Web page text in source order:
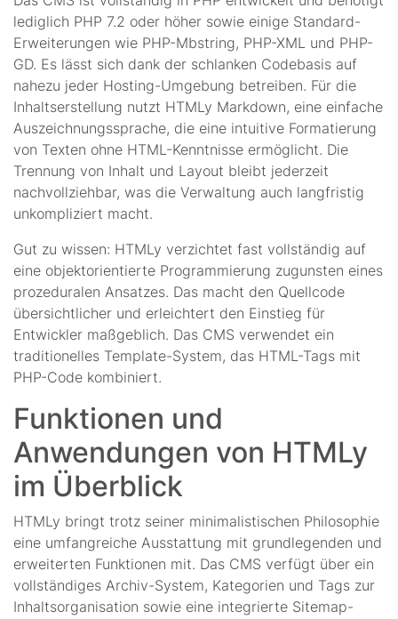
lediglich PHP 7.2 oder höher sowie einige Standard-
Erweiterungen wie PHP-Mbstring, PHP-XML und PHP-
GD. Es lässt sich dank der schlanken Codebasis auf
nahezu jeder Hosting-Umgebung betreiben. Für die
Inhaltserstellung nutzt HTMLy Markdown, eine einfache
Auszeichnungssprache, die eine intuitive Formatierung
von Texten ohne HTML-Kenntnisse ermöglicht. Die
Trennung von Inhalt und Layout bleibt jederzeit
nachvollziehbar, was die Verwaltung auch langfristig
unkompliziert macht.
Gut zu wissen: HTMLy verzichtet fast vollständig auf
eine objektorientierte Programmierung zugunsten eines
prozeduralen Ansatzes. Das macht den Quellcode
übersichtlicher und erleichtert den Einstieg für
Entwickler maßgeblich. Das CMS verwendet ein
traditionelles Template-System, das HTML-Tags mit
PHP-Code kombiniert.
Funktionen und
Anwendungen von HTMLy
im Überblick
HTMLy bringt trotz seiner minimalistischen Philosophie
eine umfangreiche Ausstattung mit grundlegenden und
erweiterten Funktionen mit. Das CMS verfügt über ein
vollständiges Archiv-System, Kategorien und Tags zur
Inhaltsorganisation sowie eine integrierte Sitemap-